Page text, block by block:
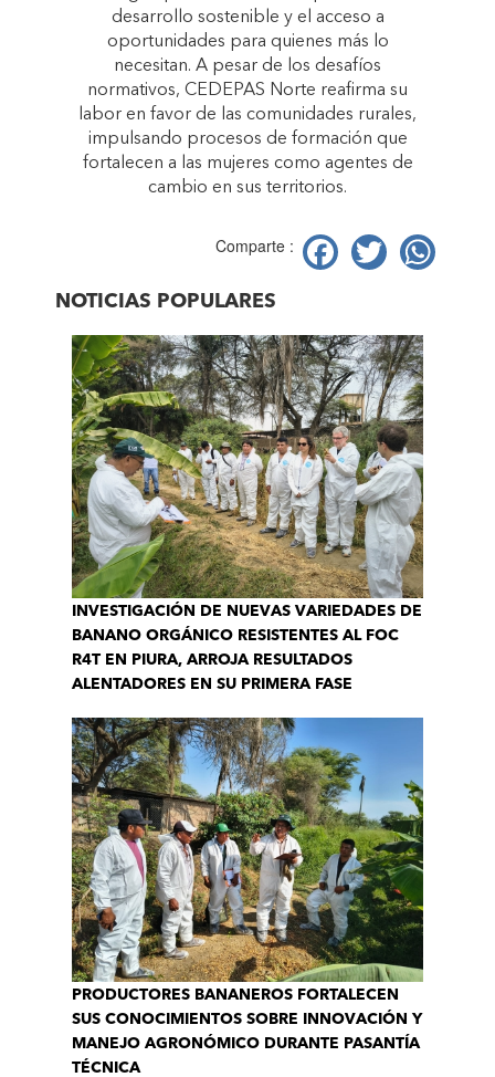
desarrollo sostenible y el acceso a
oportunidades para quienes más lo
necesitan. A pesar de los desafíos
normativos, CEDEPAS Norte reafirma su
labor en favor de las comunidades rurales,
impulsando procesos de formación que
fortalecen a las mujeres como agentes de
cambio en sus territorios.
Comparte : Facebook
Twitter
NOTICIAS POPULARES
INVESTIGACIÓN DE NUEVAS VARIEDADES DE
BANANO ORGÁNICO RESISTENTES AL FOC
R4T EN PIURA, ARROJA RESULTADOS
ALENTADORES EN SU PRIMERA FASE
PRODUCTORES BANANEROS FORTALECEN
SUS CONOCIMIENTOS SOBRE INNOVACIÓN Y
MANEJO AGRONÓMICO DURANTE PASANTÍA
TÉCNICA